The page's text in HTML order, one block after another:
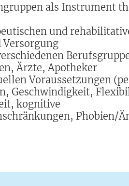
als Instrument
und
Versorgung
Ärzte, Apotheker
Voraussetzungen
Geschwindigkeit,
kognitive
Phobien/